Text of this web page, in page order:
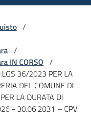
/
/
IN CORSO /
36/2023 PER LA
DEL COMUNE DI
LA DURATA DI
- 30.06.2031 – CPV